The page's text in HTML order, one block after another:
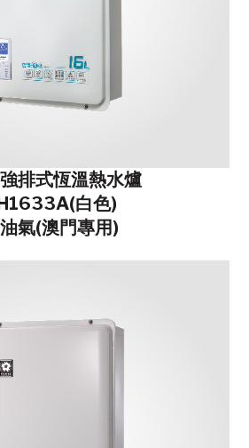
排式恆溫熱水爐
白色)
氣(澳門專用)